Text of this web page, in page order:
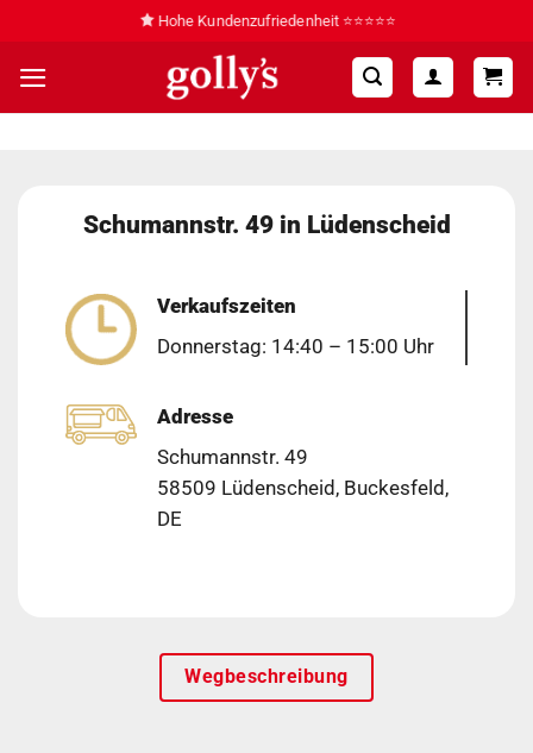
springen
Hohe Kundenzufriedenheit ⭐⭐⭐⭐⭐
Schumannstr. 49 in Lüdenscheid
Verkaufszeiten
Donnerstag: 14:40 – 15:00 Uhr
Adresse
Schumannstr. 49
58509 Lüdenscheid, Buckesfeld,
DE
Wegbeschreibung